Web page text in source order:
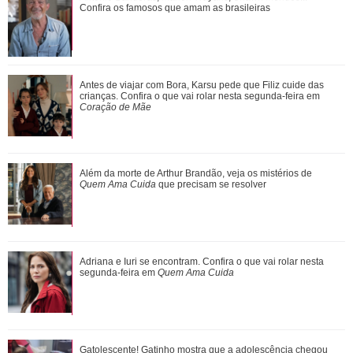
teorias da conspiração envolvendo os...
Akin, Ladisa e Dumi celebram as notícias do reencontro de
Omar e Alika. Veja o que vai acont...
Poliana Rocha homenageia o esposo, Leonardo, e o filho,
Zé Felipe, no Dia dos Pais: Orgulho
Saiba o que vai acontecer em Coração Acelerado nesta
quarta-feira
Mirinho comenta com Casemiro e Graça que Omar parece
Confira os famosos que amam as brasileiras
Antes de viajar com Bora, Karsu pede que Filiz cuide das
crianças. Confira o que vai rolar nesta segunda-feira em
Coração de Mãe
Além da morte de Arthur Brandão, veja os mistérios de
Quem Ama Cuida que precisam se resolver
Adriana e Iuri se encontram. Confira o que vai rolar nesta
segunda-feira em Quem Ama Cuida
Gatolescente! Gatinho mostra que a adolescência chegou